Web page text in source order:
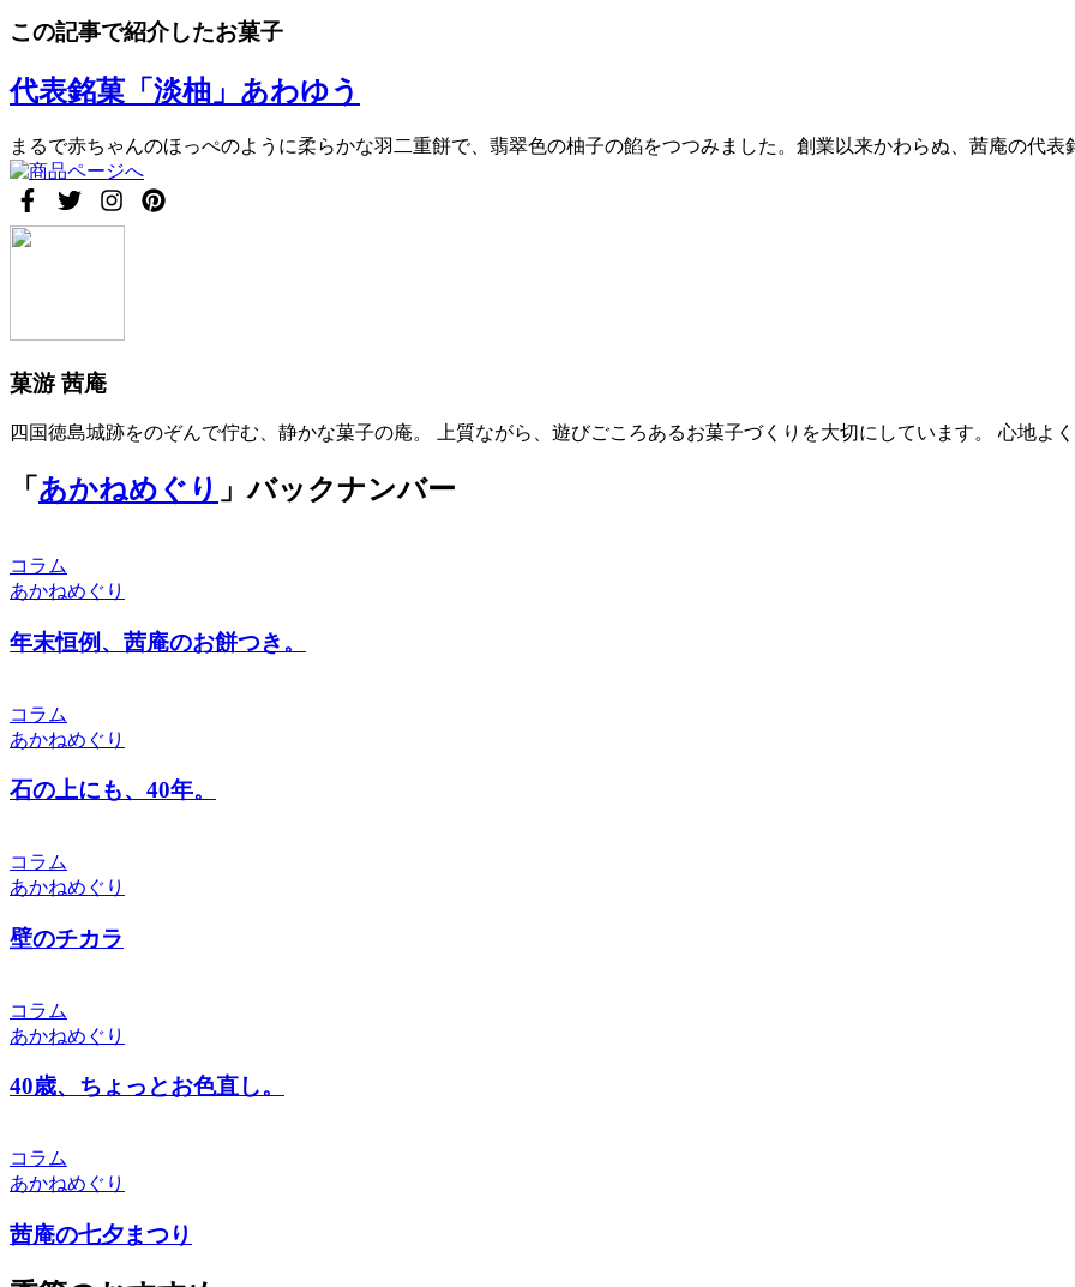
この記事で紹介したお菓子
代表銘菓「淡柚」あわゆう
まるで赤ちゃんのほっぺのように柔らかな羽二重餅で、翡翠色の柚子の餡をつつみました。創業以来かわらぬ、茜庵の代表
菓游 茜庵
四国徳島城跡をのぞんで佇む、静かな菓子の庵。 上質ながら、遊びごころあるお菓子づくりを大切にしています。 心地よ
「 あかねめぐり 」バックナンバー
コラム
あかねめぐり
年末恒例、茜庵のお餅つき。
コラム
あかねめぐり
石の上にも、40年。
コラム
あかねめぐり
壁のチカラ
コラム
あかねめぐり
40歳、ちょっとお色直し。
コラム
あかねめぐり
茜庵の七夕まつり